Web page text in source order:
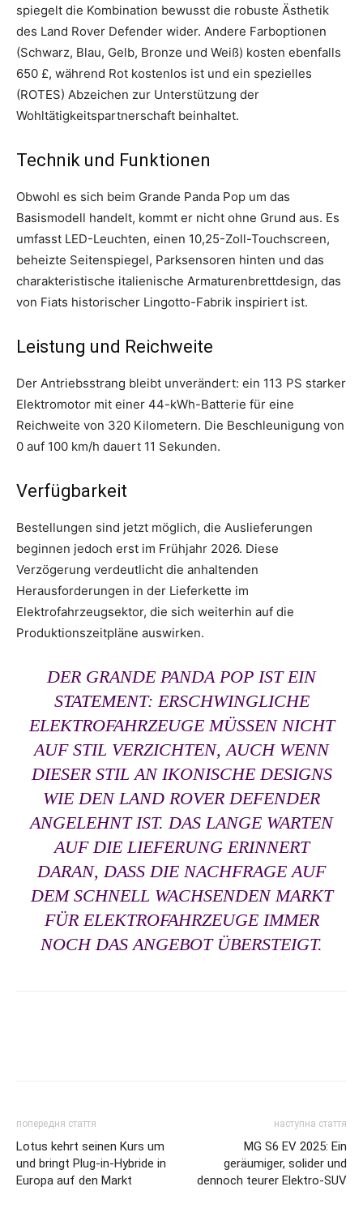
spiegelt die Kombination bewusst die robuste Ästhetik
des Land Rover Defender wider. Andere Farboptionen
(Schwarz, Blau, Gelb, Bronze und Weiß) kosten ebenfalls
650 £, während Rot kostenlos ist und ein spezielles
(ROTES) Abzeichen zur Unterstützung der
Wohltätigkeitspartnerschaft beinhaltet.
Technik und Funktionen
Obwohl es sich beim Grande Panda Pop um das
Basismodell handelt, kommt er nicht ohne Grund aus. Es
umfasst LED-Leuchten, einen 10,25-Zoll-Touchscreen,
beheizte Seitenspiegel, Parksensoren hinten und das
charakteristische italienische Armaturenbrettdesign, das
von Fiats historischer Lingotto-Fabrik inspiriert ist.
Leistung und Reichweite
Der Antriebsstrang bleibt unverändert: ein 113 PS starker
Elektromotor mit einer 44-kWh-Batterie für eine
Reichweite von 320 Kilometern. Die Beschleunigung von
0 auf 100 km/h dauert 11 Sekunden.
Verfügbarkeit
Bestellungen sind jetzt möglich, die Auslieferungen
beginnen jedoch erst im Frühjahr 2026. Diese
Verzögerung verdeutlicht die anhaltenden
Herausforderungen in der Lieferkette im
Elektrofahrzeugsektor, die sich weiterhin auf die
Produktionszeitpläne auswirken.
DER GRANDE PANDA POP IST EIN
STATEMENT: ERSCHWINGLICHE
ELEKTROFAHRZEUGE MÜSSEN NICHT
AUF STIL VERZICHTEN, AUCH WENN
DIESER STIL AN IKONISCHE DESIGNS
WIE DEN LAND ROVER DEFENDER
ANGELEHNT IST. DAS LANGE WARTEN
AUF DIE LIEFERUNG ERINNERT
DARAN, DASS DIE NACHFRAGE AUF
DEM SCHNELL WACHSENDEN MARKT
FÜR ELEKTROFAHRZEUGE IMMER
NOCH DAS ANGEBOT ÜBERSTEIGT.
попередня стаття
Lotus kehrt seinen Kurs um
und bringt Plug-in-Hybride in
Europa auf den Markt
наступна стаття
MG S6 EV 2025: Ein
geräumiger, solider und
dennoch teurer Elektro-SUV